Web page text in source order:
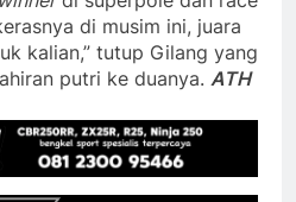
di musim ini, juara
kalian,” tutup Gilang yang
putri ke duanya. ATH